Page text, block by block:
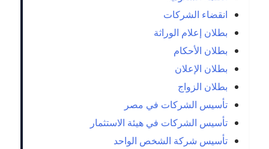
انقضاء الشركات
بطلان إعلام الوراثة
بطلان الأحكام
بطلان الإعلان
بطلان الزواج
تأسيس الشركات في مصر
تأسيس الشركات في هيئة الاستثمار
تأسيس شركة الشخص الواحد